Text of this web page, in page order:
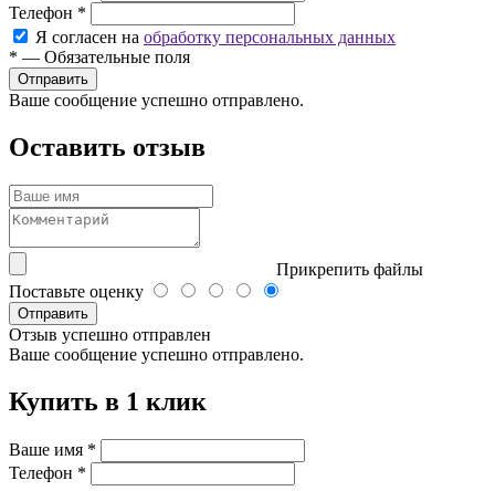
Телефон *
Я согласен на обработку персональных данных
* — Обязательные поля
Ваше сообщение успешно отправлено.
Оставить отзыв
Прикрепить файлы
Поставьте оценку
Отправить
Отзыв успешно отправлен
Ваше сообщение успешно отправлено.
Купить в 1 клик
Ваше имя *
Телефон *